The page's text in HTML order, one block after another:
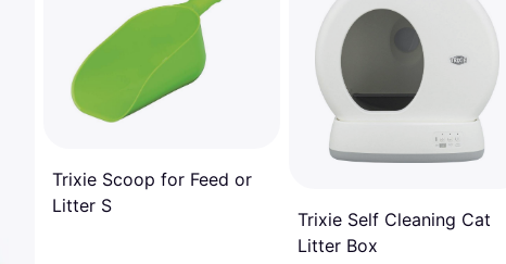
Trixie Scoop for Feed or
Litter S
Trixie Self Cleaning Cat
Litter Box